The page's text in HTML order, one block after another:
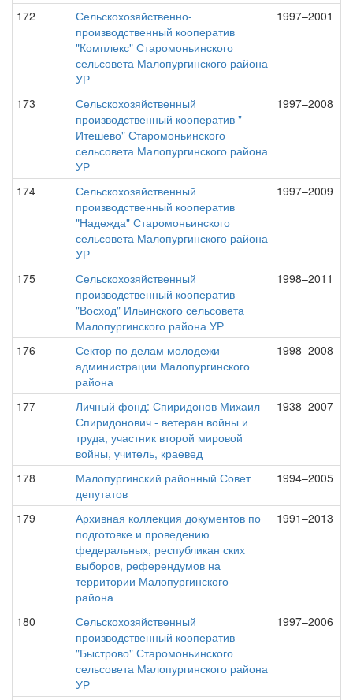
172
Сельскохозяйственно-
производственный кооператив
"Комплекс" Старомоньинского
сельсовета Малопургинского района
УР
1997–2001
173
Сельскохозяйственный
производственный кооператив "
Итешево" Старомоньинского
сельсовета Малопургинского района
УР
1997–2008
174
Сельскохозяйственный
производственный кооператив
"Надежда" Старомоньинского
сельсовета Малопургинского района
УР
1997–2009
175
Сельскохозяйственный
производственный кооператив
"Восход" Ильинского сельсовета
Малопургинского района УР
1998–2011
176
Сектор по делам молодежи
администрации Малопургинского
района
1998–2008
177
Личный фонд: Спиридонов Михаил
Спиридонович - ветеран войны и
труда, участник второй мировой
войны, учитель, краевед
1938–2007
178
Малопургинский районный Совет
депутатов
1994–2005
179
Архивная коллекция документов по
подготовке и проведению
федеральных, республикан ских
выборов, референдумов на
территории Малопургинского
района
1991–2013
180
Сельскохозяйственный
производственный кооператив
"Быстрово" Старомоньинского
сельсовета Малопургинского района
УР
1997–2006